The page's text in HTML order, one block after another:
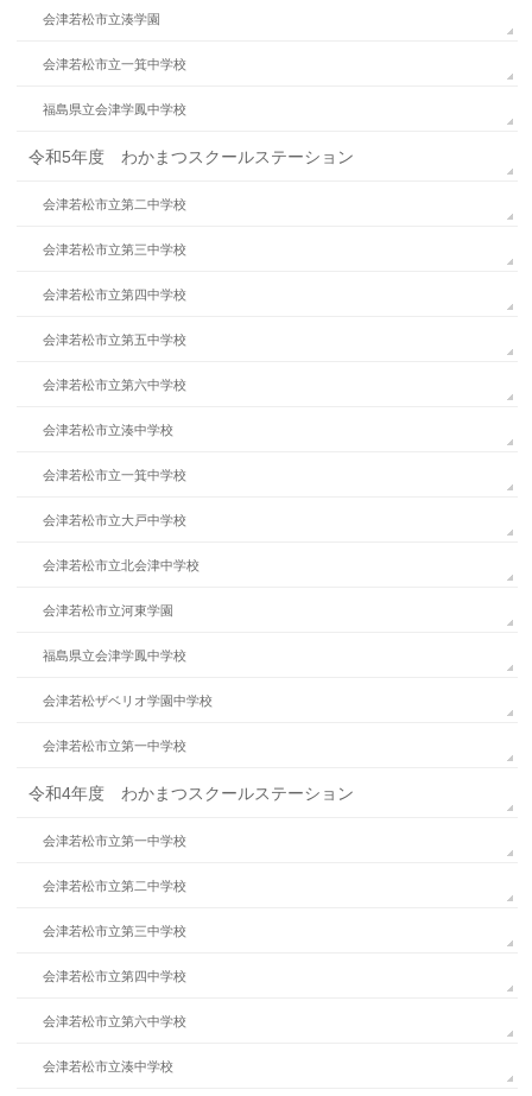
会津若松市立湊学園
会津若松市立一箕中学校
福島県立会津学鳳中学校
令和5年度 わかまつスクールステーション
会津若松市立第二中学校
会津若松市立第三中学校
会津若松市立第四中学校
会津若松市立第五中学校
会津若松市立第六中学校
会津若松市立湊中学校
会津若松市立一箕中学校
会津若松市立大戸中学校
会津若松市立北会津中学校
会津若松市立河東学園
福島県立会津学鳳中学校
会津若松ザベリオ学園中学校
会津若松市立第一中学校
令和4年度 わかまつスクールステーション
会津若松市立第一中学校
会津若松市立第二中学校
会津若松市立第三中学校
会津若松市立第四中学校
会津若松市立第六中学校
会津若松市立湊中学校